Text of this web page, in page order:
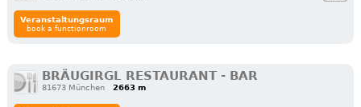
Veranstaltungsraum
book a functionroom
BRÄUGIRGL RESTAURANT - BAR
81673 München 2663 m